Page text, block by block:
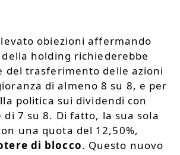
obiezioni affermando
holding richiederebbe
del trasferimento delle azioni
di almeno 8 su 8, e per
politica sui dividendi con
di 7 su 8. Di fatto, la sua sola
una quota del 12,50%,
di blocco. Questo nuovo